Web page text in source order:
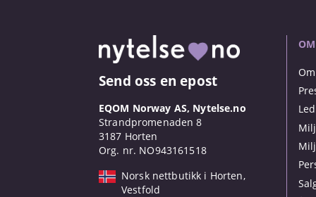
Send oss en epost
EQOM Norway AS, Nytelse.no
Strandpromenaden 8
3187 Horten
Org. nr. NO943161518
Norsk nettbutikk i Horten,
Vestfold